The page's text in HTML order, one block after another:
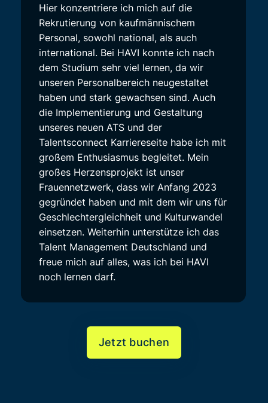
Hier konzentriere ich mich auf die
Rekrutierung von kaufmännischem
Personal, sowohl national, als auch
international. Bei HAVI konnte ich nach
dem Studium sehr viel lernen, da wir
unseren Personalbereich neugestaltet
haben und stark gewachsen sind. Auch
die Implementierung und Gestaltung
unseres neuen ATS und der
Talentsconnect Karriereseite habe ich mit
großem Enthusiasmus begleitet. Mein
großes Herzensprojekt ist unser
Frauennetzwerk, dass wir Anfang 2023
gegründet haben und mit dem wir uns für
Geschlechtergleichheit und Kulturwandel
einsetzen. Weiterhin unterstütze ich das
Talent Management Deutschland und
freue mich auf alles, was ich bei HAVI
noch lernen darf.
Jetzt buchen